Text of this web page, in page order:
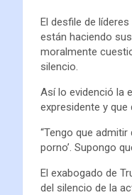
El desfile de
están haciendo
moralmente
silencio.
Así lo evidenció la
expresidente y que
“Tengo que
porno’. Supongo
El exabogado de
del silencio de la